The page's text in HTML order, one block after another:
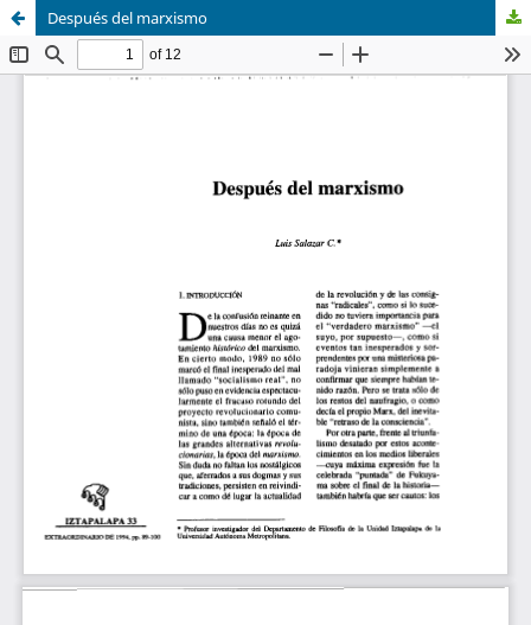
Después del marxismo